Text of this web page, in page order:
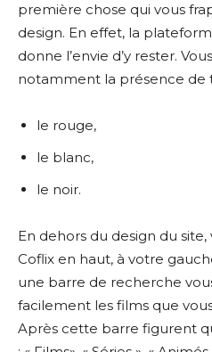
première chose qui vous
design. En effet, la
donne l’envie d’y rester.
notamment la présence de
le rouge,
le blanc,
le noir.
En dehors du design du
Coflix en haut, à votre
une barre de recherche
facilement les films que
Après cette barre figurent